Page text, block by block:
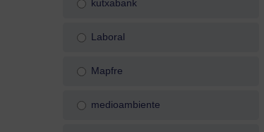
kutxabank
Laboral
Mapfre
medioambiente